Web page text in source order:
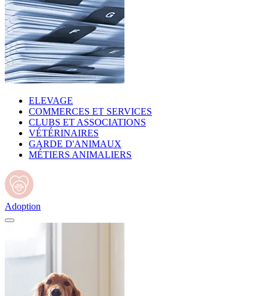
ELEVAGE
COMMERCES ET SERVICES
CLUBS ET ASSOCIATIONS
VÉTÉRINAIRES
GARDE D'ANIMAUX
MÉTIERS ANIMALIERS
Adoption